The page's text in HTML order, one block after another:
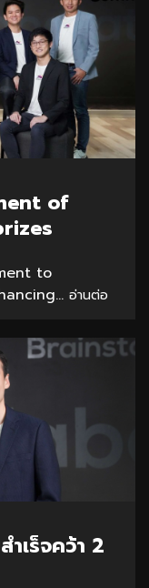
of
to
อ่านต่อ
เร็จคว้า 2